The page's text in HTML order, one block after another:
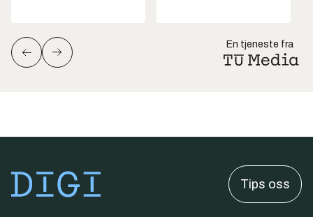
En tjeneste fra
Tips oss